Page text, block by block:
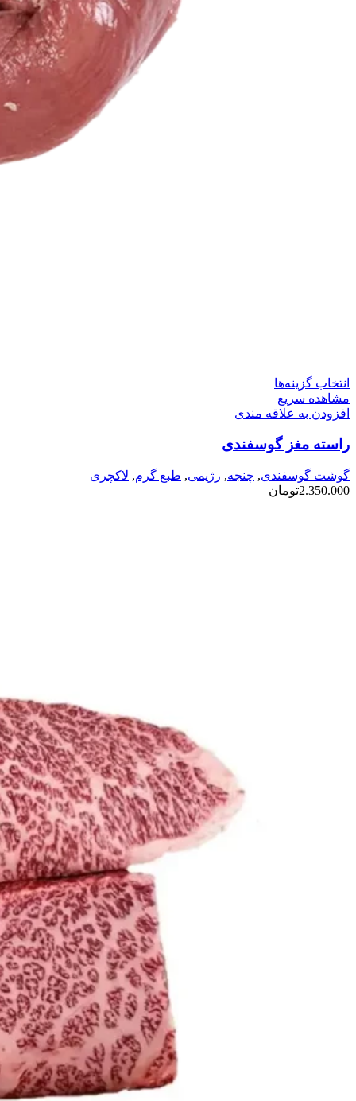
انتخاب گزینه‌ها
دارای
مختلفی
می
باشد.
گزینه
مشاهده سریع
افزودن به علاقه مندی
راسته مغز گوسفندی
گوشت گوسفندی, چنجه, رژیمی, طبع گرم, لاکچری
2.350.000تومان